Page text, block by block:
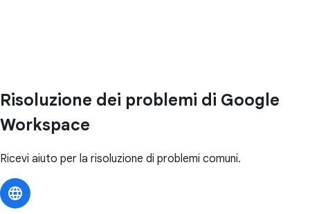
Risoluzione dei problemi di Google
Workspace
Ricevi aiuto per la risoluzione di problemi comuni.